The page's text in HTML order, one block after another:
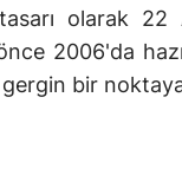
olarak 22
2006'da
bir